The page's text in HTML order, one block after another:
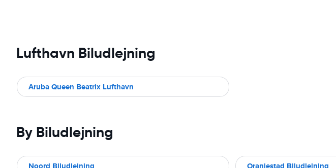
Lufthavn Biludlejning
Aruba Queen Beatrix Lufthavn
By Biludlejning